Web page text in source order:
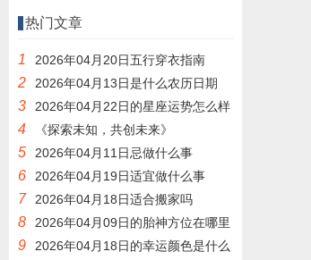
热门文章
1 2026年04月20日五行穿衣指南
2 2026年04月13日是什么农历日期
3 2026年04月22日的星座运势怎么样
4 《探索未知，共创未来》
5 2026年04月11日忌做什么事
6 2026年04月19日适宜做什么事
7 2026年04月18日适合搬家吗
8 2026年04月09日的胎神方位在哪里
9 2026年04月18日的幸运颜色是什么